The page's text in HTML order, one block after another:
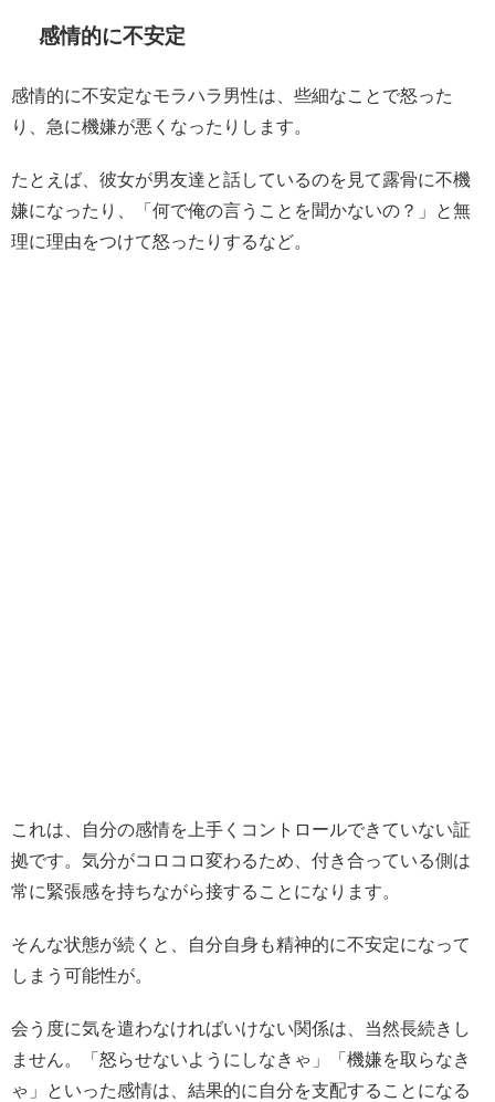
感情的に不安定
感情的に不安定なモラハラ男性は、些細なことで怒った
り、急に機嫌が悪くなったりします。
たとえば、彼女が男友達と話しているのを見て露骨に不機
嫌になったり、「何で俺の言うことを聞かないの？」と無
理に理由をつけて怒ったりするなど。
これは、自分の感情を上手くコントロールできていない証
拠です。気分がコロコロ変わるため、付き合っている側は
常に緊張感を持ちながら接することになります。
そんな状態が続くと、自分自身も精神的に不安定になって
しまう可能性が。
会う度に気を遣わなければいけない関係は、当然長続きし
ません。「怒らせないようにしなきゃ」「機嫌を取らなき
ゃ」といった感情は、結果的に自分を支配することになる